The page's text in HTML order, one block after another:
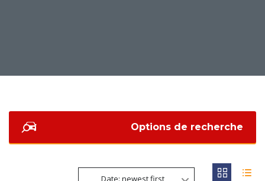
Options de recherche
Date: newest first